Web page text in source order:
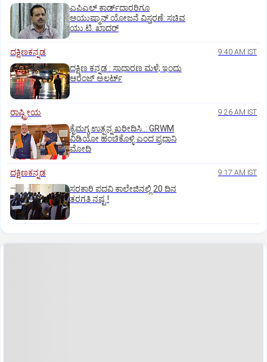
ಎಪಿಎಲ್‌ ಕಾರ್ಡ್‌ದಾರರಿಗೂ
ಆಯುಷ್ಮಾನ್‌ ಯೋಜನೆ ವಿಸ್ತರಣೆ: ಸಚಿವ
ಯು.ಟಿ. ಖಾದರ್
ದಕ್ಷಿಣಕನ್ನಡ 9:40 AM IST
ದಕ್ಷಿಣ ಕನ್ನಡ : ಸಾಧಾರಣ ಮಳೆ; ಇಂದು
ಆರೆಂಜ್‌ ಅಲರ್ಟ್
ರಾಷ್ಟ್ರೀಯ 9:26 AM IST
ಕೈಮಗ್ಗ ಉತ್ಪನ್ನ ಖರೀದಿಸಿ..: GRWM
ವಿಡಿಯೋ ಹಂಚಿಕೊಳ್ಳಿ ಎಂದ ಪ್ರಧಾನಿ
ಮೋದಿ
ದಕ್ಷಿಣಕನ್ನಡ 9:17 AM IST
ಸರಕಾರಿ ಪದವಿ ಕಾಲೇಜಿನಲ್ಲಿ 20 ದಿನ
ತರಗತಿ ನಷ್ಟ !